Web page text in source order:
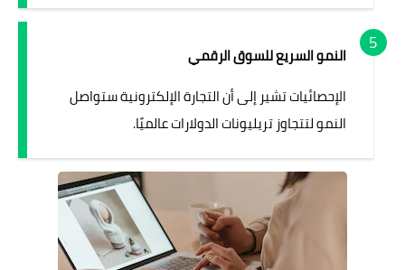
النمو السريع للسوق الرقمي
الإحصائيات تشير إلى أن التجارة الإلكترونية ستواصل
النمو لتتجاوز تريليونات الدولارات عالميًا.